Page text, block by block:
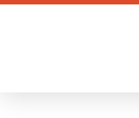
Zum